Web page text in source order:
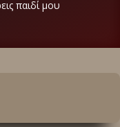
παιδί μου